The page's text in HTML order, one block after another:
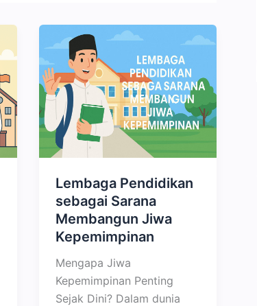
Lembaga Pendidikan
sebagai Sarana
Membangun Jiwa
Kepemimpinan
Mengapa Jiwa
Kepemimpinan Penting
Sejak Dini? Dalam dunia